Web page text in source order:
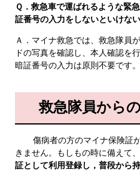
Ｑ．救急車で運ばれるような緊
証番号の入力をしないといけな
Ａ．マイナ救急では、救急隊員
ドの写真を確認し、本人確認を
暗証番号の入力は原則不要です。
救急隊員から
傷病者の方のマイナ保険証
きません。もしもの時に備えて、
証として利用登録し，普段から